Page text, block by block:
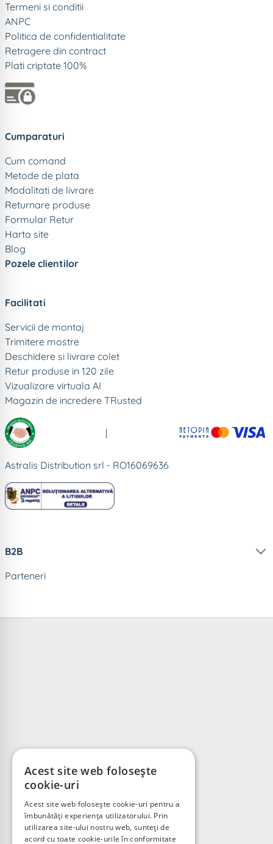
Termeni si conditii
ANPC
Politica de confidentialitate
Retragere din contract
Plati criptate 100%
Cumparaturi
Cum comand
Metode de plata
Modalitati de livrare
Returnare produse
Formular Retur
Harta site
Blog
Pozele clientilor
Facilitati
Servicii de montaj
Trimitere mostre
Deschidere si livrare colet
Retur produse in 120 zile
Vizualizare virtuala AI
Magazin de incredere TRusted
|
Astralis Distribution srl - RO16069636
B2B
Parteneri
Acest site web folosește
cookie-uri
Acest site web folosește cookie-uri pentru a
îmbunătăți experiența utilizatorului. Prin
utilizarea site-ului nostru web, sunteți de
acord cu toate cookie-urile în conformitate